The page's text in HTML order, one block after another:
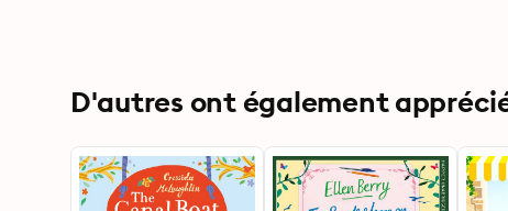
D'autres ont également